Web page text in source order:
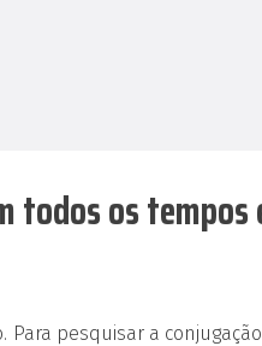
todos os tempos
Para pesquisar a